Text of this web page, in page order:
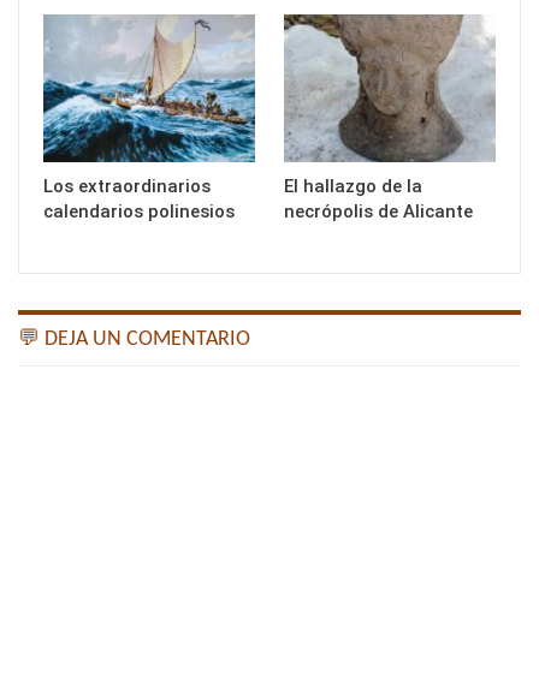
Los extraordinarios
calendarios polinesios
El hallazgo de la
necrópolis de Alicante
💬 DEJA UN COMENTARIO